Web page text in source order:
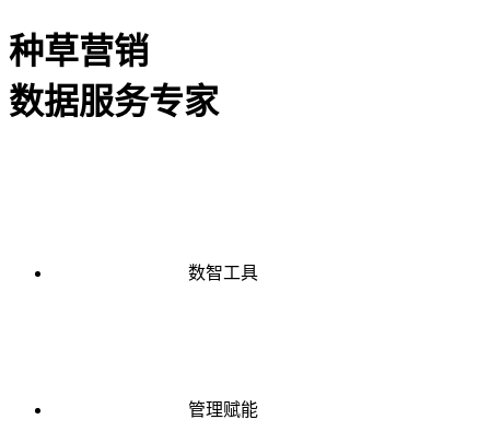
种草营销
数据服务专家
数智工具
管理赋能